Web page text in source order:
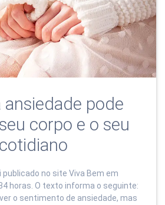
ansiedade pode
corpo e o seu
cotidiano
no site Viva Bem em
horas. O texto informa o seguinte:
o sentimento de ansiedade, mas